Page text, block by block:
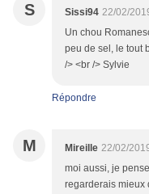
S Sissi94 22/02/
Un chou
peu de sel, le tout
/> <br /> Sylvie
Répondre
M Mireille 22/02/
moi aussi, je
regarderais mieux